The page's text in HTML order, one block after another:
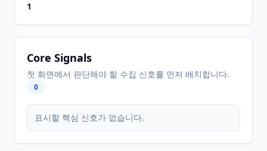
1
Core Signals
첫 화면에서 판단해야 할 수집 신호를 먼저 배치합니다.
0
표시할 핵심 신호가 없습니다.